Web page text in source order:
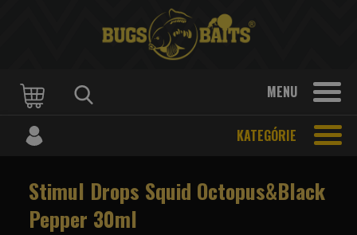
MENU
KATEGÓRIE
Stimul Drops Squid Octopus&Black
Pepper 30ml